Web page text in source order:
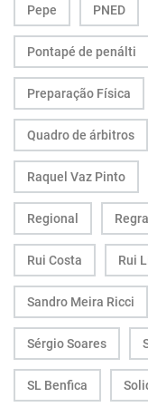
Pepe PNED
Pontapé de penálti
Preparação Física
Quadro de árbitros
Raquel Vaz Pinto
Regional
Rui Costa Rui
Sandro Meira Ricci
Sérgio Soares
SL Benfica